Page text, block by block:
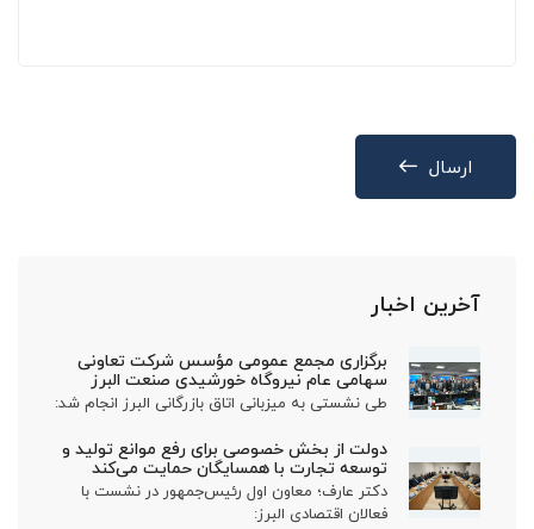
ارسال
آخرین اخبار
برگزاری مجمع عمومی مؤسس شرکت تعاونی
سهامی عام نیروگاه خورشیدی صنعت البرز
طی نشستی به میزبانی اتاق بازرگانی البرز انجام شد:
دولت از بخش خصوصی برای رفع موانع تولید و
توسعه تجارت با همسایگان حمایت می‌کند
دکتر عارف؛ معاون اول رئیس‌جمهور در نشست با
فعالان اقتصادی البرز: